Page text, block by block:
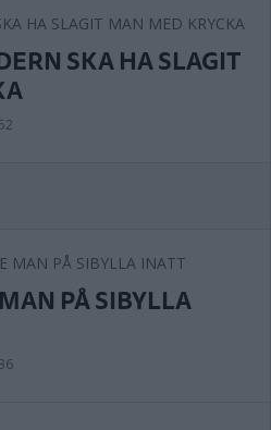
SKA HA SLAGIT
PÅ SIBYLLA